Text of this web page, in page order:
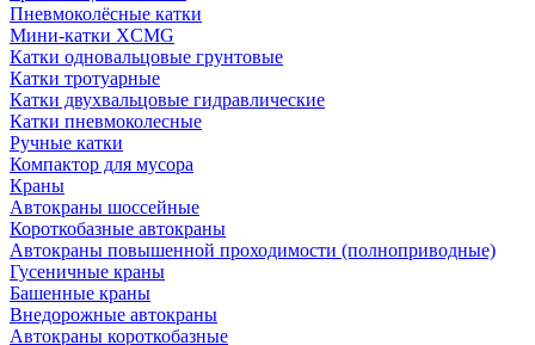
Пневмоколёсные катки
Мини-катки XCMG
Катки одновальцовые грунтовые
Катки тротуарные
Катки двухвальцовые гидравлические
Катки пневмоколесные
Ручные катки
Компактор для мусора
Краны
Автокраны шоссейные
Короткобазные автокраны
Автокраны повышенной проходимости (полноприводные)
Гусеничные краны
Башенные краны
Внедорожные автокраны
Автокраны короткобазные